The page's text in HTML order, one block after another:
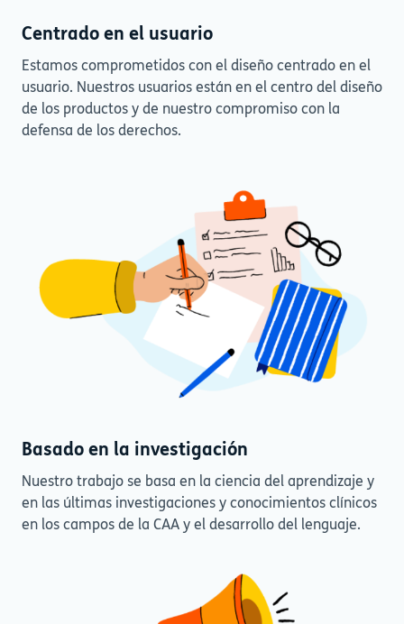
Centrado en el usuario
Estamos comprometidos con el diseño centrado en el
usuario. Nuestros usuarios están en el centro del diseño
de los productos y de nuestro compromiso con la
defensa de los derechos.
Basado en la investigación
Nuestro trabajo se basa en la ciencia del aprendizaje y
en las últimas investigaciones y conocimientos clínicos
en los campos de la CAA y el desarrollo del lenguaje.